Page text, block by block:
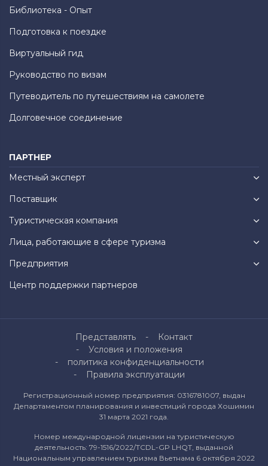
Библиотека - Опыт
Подготовка к поездке
Виртуальный гид
Руководство по визам
Путеводитель по путешествиям на самолете
Долговечное соединение
ПАРТНЕР
Местный эксперт
Поставщик
Туристическая компания
Лица, работающие в сфере туризма
Предприятия
Центр поддержки партнеров
Представлять
Контакт
Условия и положения
политика конфиденциальности
Правила эксплуатации
Регистрационный номер предприятия: 0316781007, выдан
Департаментом планирования и инвестиций города Хошимин
31 марта 2021 года.
Номер международной лицензии на туристическую
деятельность: 79-1516/2022/TCDL-GP LHQT, выданной
Национальным управлением туризма Вьетнама 6 октября 2022